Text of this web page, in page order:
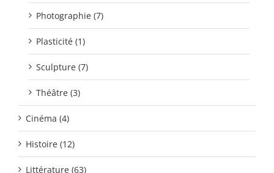
Photographie (7)
Plasticité (1)
Sculpture (7)
Théâtre (3)
Cinéma (4)
Histoire (12)
Littérature (63)